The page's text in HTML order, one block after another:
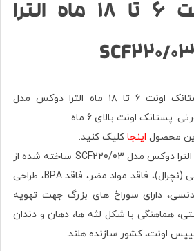
پستانک اونت ۶ تا ۱۸ ماه الترا
بررسی و مشخصات پستانک اونت ۶ تا ۱۸ ماه الترا دوکس مدل
اینجاکلیک کنید.
پستانک اونت ۶ تا ۱۸ ماه الترا دوکس مدل SCF220/03 ساخته شده از
سیلیکون 100 درصد طبیعی (نچرال)، فاقد مواد مضر، فاقد BPA، طراحی
دارای سوراخ های بزرگ جهت تهویه
هماهنگی با شکل لثه ها، دهان و دندان
اونت، کشور سازنده هلند.